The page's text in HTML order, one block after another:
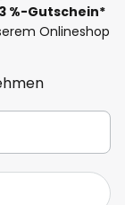
%-Gutschein*
Onlineshop